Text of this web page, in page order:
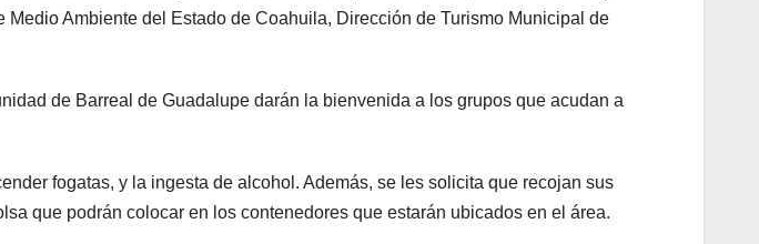
Medio Ambiente del Estado de Coahuila, Dirección de Turismo Municipal de
de Barreal de Guadalupe darán la bienvenida a los grupos que acudan a
fogatas, y la ingesta de alcohol. Además, se les solicita que recojan sus
que podrán colocar en los contenedores que estarán ubicados en el área.